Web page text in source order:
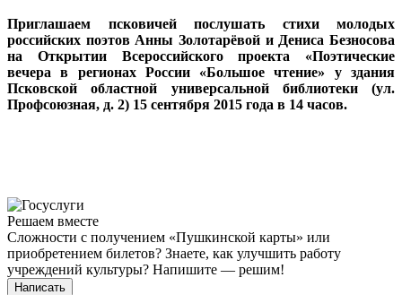
Приглашаем псковичей послушать стихи молодых
российских поэтов Анны Золотарёвой и Дениса Безносова
на Открытии Всероссийского проекта «Поэтические
вечера в регионах России «Большое чтение» у здания
Псковской областной универсальной библиотеки (ул.
Профсоюзная, д. 2) 15 сентября 2015 года в 14 часов.
Решаем вместе
Сложности с получением «Пушкинской карты» или
приобретением билетов? Знаете, как улучшить работу
учреждений культуры? Напишите — решим!
Написать